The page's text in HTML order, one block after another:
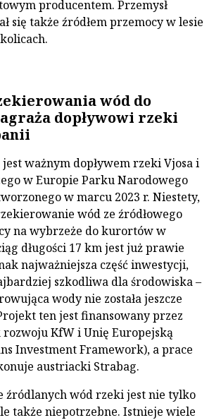
producentem. Przemysł
się także źródłem przemocy w lesie
wód do
dopływowi rzeki
jest ważnym dopływem rzeki Vjosa i
w Europie Parku Narodowego
w marcu 2023 r. Niestety,
wód ze źródłowego
na wybrzeże do kurortów w
długości 17 km jest już prawie
najważniejsza część inwestycji,
szkodliwa dla środowiska –
wody nie została jeszcze
ten jest finansowany przez
KfW i Unię Europejską
Investment Framework), a prace
austriacki Strabag.
źródlanych wód rzeki jest nie tylko
także niepotrzebne. Istnieje wiele